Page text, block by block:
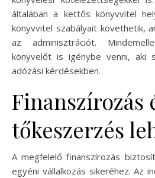
általában a kettős könyvvitel
könyvvitel szabályait követhetik,
az adminisztrációt.
könyvelőt is igénybe venni, aki
adózási kérdésekben.
Finanszírozás
tőkeszerzés
A megfelelő finanszírozás
egyéni vállalkozás sikeréhez. Az